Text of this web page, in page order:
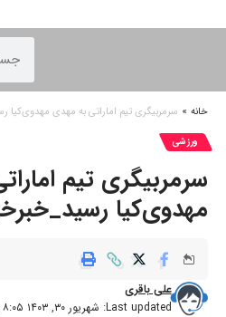
خانه » سرمربیگری تیم اماراتی به مهدی مهدوی‌کیا
ورزشی
سرمربیگری تیم
مهدوی‌کیا
Last updated: شهریور ۳۰, ۱۴۰۳ ۸:۰۵ ق٫ظ
علی باقری